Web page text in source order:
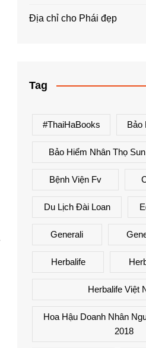
Địa chỉ cho Phái đẹp
Tag
#ThaiHaBooks Bảo
Bảo Hiểm Nhân Thọ
Bệnh Viện Fv
Du Lịch Đài Loan
Generali
Herbalife
Herbalife Việt
Hoa Hậu Doanh Nhân
2018